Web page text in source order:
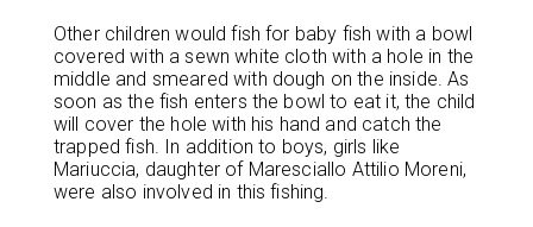
Other children would fish for baby fish with a bowl
covered with a sewn white cloth with a hole in the
middle and smeared with dough on the inside. As
soon as the fish enters the bowl to eat it, the child
will cover the hole with his hand and catch the
trapped fish. In addition to boys, girls like
Mariuccia, daughter of Maresciallo Attilio Moreni,
were also involved in this fishing.